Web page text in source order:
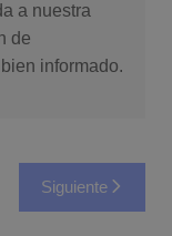
a nuestra
de
informado.
Siguiente